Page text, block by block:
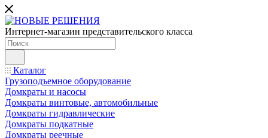
Интернет-магазин представительского класса
Каталог
Грузоподъемное оборудование
Домкраты и насосы
Домкраты винтовые, автомобильные
Домкраты гидравлические
Домкраты подкатные
Домкраты реечные